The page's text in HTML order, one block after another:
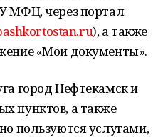
МФЦ, через портал
), а также
«Мои документы».
город Нефтекамск и
пунктов, а также
пользуются услугами,